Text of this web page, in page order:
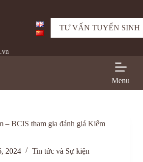
TƯ VẤN TUYỂN SINH
Menu
– BCIS tham gia đánh giá Kiểm
2024 Tin tức và Sự kiện